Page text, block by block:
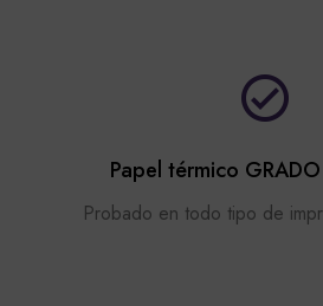
Papel térmico
Probado en todo tipo de